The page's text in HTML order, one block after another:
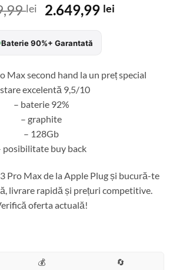
lei
Prețul
a
fost:
2.649,99 leiPrețul
Baterie 90%+ Garantată
Max second hand la un preț special
excelentă 9,5/10
– baterie 92%
– graphite
– 128Gb
posibilitate buy back
Pro Max de la Apple Plug și bucură-te
livrare rapidă și prețuri competitive.
oferta actuală!
💰 🔄